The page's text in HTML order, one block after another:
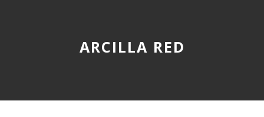
ARCILLA RED